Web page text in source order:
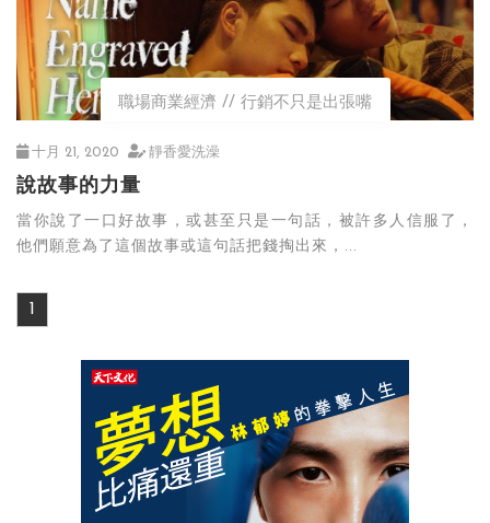
職場商業經濟 行銷不只是出張嘴
十月 21, 2020 靜香愛洗澡
說故事的力量
當你說了一口好故事，或甚至只是一句話，被許多人信服了，
他們願意為了這個故事或這句話把錢掏出來，...
1